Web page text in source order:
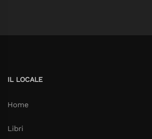
IL LOCALE
Home
Libri